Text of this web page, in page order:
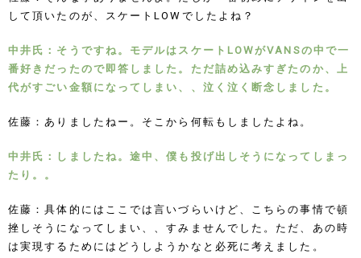
して頂いたのが、スケートLOWでしたよね？
中井氏：そうですね。モデルはスケートLOWがVANSの中で一
番好きだったので即答しました。ただ詰め込みすぎたのか、上
代がすごい金額になってしまい、、泣く泣く断念しました。
佐藤：ありましたねー。そこから何転もしましたよね。
中井氏：しましたね。途中、僕も投げ出しそうになってしまっ
たり。。
佐藤：具体的にはここでは言いづらいけど、こちらの事情で頓
挫しそうになってしまい、、すみませんでした。ただ、あの時
は実現するためにはどうしようかなと必死に考えました。